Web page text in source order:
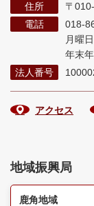
住所
〒
電話
018-
月曜
年末
法人番号
アクセス
地域振興局
鹿角地域